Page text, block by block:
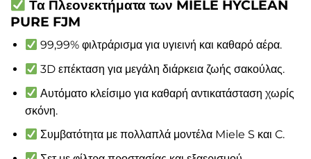
Τα Πλεονεκτήματα των MIELE HYCLEAN
PURE FJM
99,99% φιλτράρισμα για υγιεινή και καθαρό αέρα.
3D επέκταση για μεγάλη διάρκεια ζωής σακούλας.
Αυτόματο κλείσιμο για καθαρή αντικατάσταση χωρίς
σκόνη.
Συμβατότητα με πολλαπλά μοντέλα Miele S και C.